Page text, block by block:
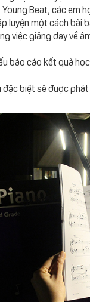
Beat, các em
luyện một cách bài
việc giảng dạy về
báo cáo kết quả
đặc biệt sẽ được